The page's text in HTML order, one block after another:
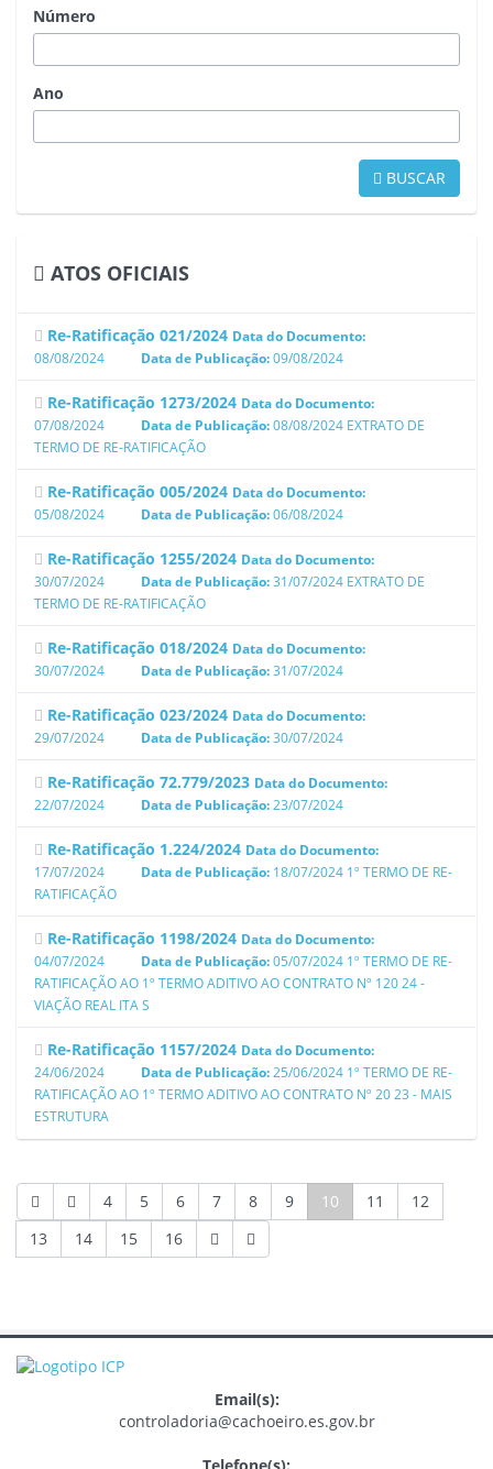
Número
Ano
BUSCAR
ATOS OFICIAIS
Re-Ratificação 021/2024 Data do Documento:
08/08/2024
Data de Publicação:09/08/2024
Re-Ratificação 1273/2024 Data do Documento:
07/08/2024
Data de Publicação:08/08/2024 EXTRATO DE
TERMO DE RE-RATIFICAÇÃO
Re-Ratificação 005/2024 Data do Documento:
05/08/2024
Data de Publicação:06/08/2024
Re-Ratificação 1255/2024 Data do Documento:
30/07/2024
Data de Publicação:31/07/2024 EXTRATO DE
TERMO DE RE-RATIFICAÇÃO
Re-Ratificação 018/2024 Data do Documento:
30/07/2024
Data de Publicação:31/07/2024
Re-Ratificação 023/2024 Data do Documento:
29/07/2024
Data de Publicação:30/07/2024
Re-Ratificação 72.779/2023 Data do Documento:
22/07/2024
Data de Publicação: 23/07/2024
Re-Ratificação 1.224/2024 Data do Documento:
17/07/2024
Data de Publicação: 18/07/2024 1º TERMO DE RE-
RATIFICAÇÃO
Re-Ratificação 1198/2024 Data do Documento:
04/07/2024
Data de Publicação:05/07/2024 1º TERMO DE RE-
RATIFICAÇÃO AO 1º TERMO ADITIVO AO CONTRATO Nº 120 24 -
VIAÇÃO REAL ITA S
Re-Ratificação 1157/2024 Data do Documento:
24/06/2024
Data de Publicação: 25/06/2024 1º TERMO DE RE-
RATIFICAÇÃO AO 1º TERMO ADITIVO AO CONTRATO Nº 20 23 - MAIS
ESTRUTURA
4 5 6 7 8 9 10 11
12
13
14 15 16
Email(s):
controladoria@cachoeiro.es.gov.br